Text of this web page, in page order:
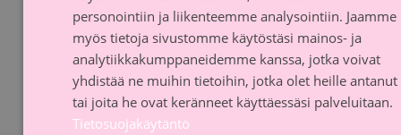
Kiilu D Jousiheijastin Roosa nauha
sydämet
Accepta
personointiin ja liikenteemme analysointiin. Jaamme
myös tietoja sivustomme käytöstäsi mainos- ja
analytiikkakumppaneidemme kanssa, jotka voivat
yhdistää ne muihin tietoihin, jotka olet heille antanut
tai joita he ovat keränneet käyttäessäsi palveluitaan.
Tietosuojakäytäntö